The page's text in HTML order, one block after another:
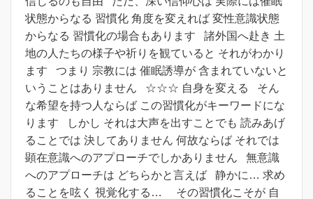
状態からなる 習慣化 角度を変えれば 変性意識状態
からなる 習慣化の場合もあります 諸外国へ赴き 土
地の人たちの様子や祈りを観ていると それがわかり
ます つまり 宗教には 催眠誘導が 含まれていないと
いうことはありません ☆☆☆ 自身を変える そん
な希望を持つ人ならば この習慣化がキーワードにな
ります しかし それは大声を出すことでも 読みあげ
ることでは 決してありません 何故ならば それでは
顕在意識へのアプローチでしかありません 無意識
へのアプローチは どちらかと言えば 静かに… 求め
ることを呟く 視覚化する… その習慣化こそが 自